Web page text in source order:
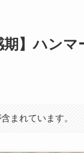
期】ハン
まれています。